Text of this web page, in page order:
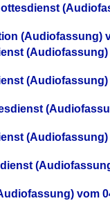
(Audiofassung)
(Audiofassung)
(Audiofassung)
(Audiofassung)
vom